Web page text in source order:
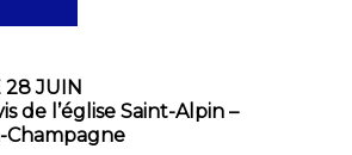
28 JUIN
de l’église Saint-Alpin –
Champagne